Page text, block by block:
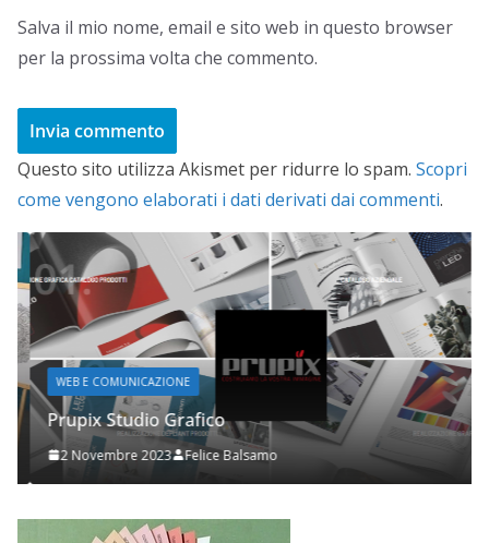
Salva il mio nome, email e sito web in questo browser
per la prossima volta che commento.
Questo sito utilizza Akismet per ridurre lo spam. Scopri
come vengono elaborati i dati derivati dai commenti.
WEB E COMUNICAZIONE
Prupix Studio Grafico
2 Novembre 2023 Felice Balsamo